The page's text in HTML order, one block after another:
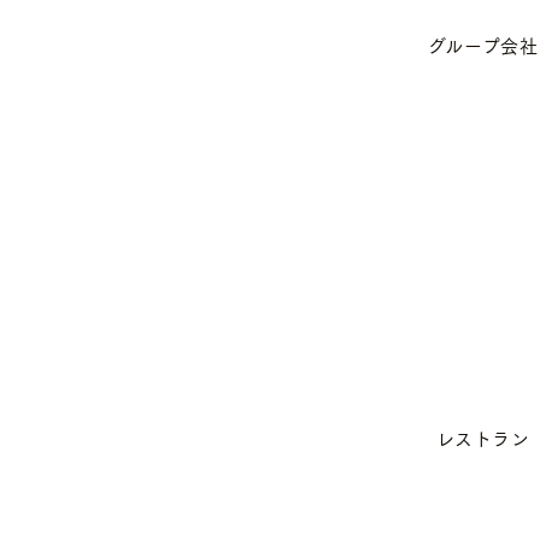
グループ会社
レストラン